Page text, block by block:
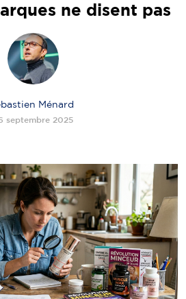
ne disent pas
Ménard
septembre 2025